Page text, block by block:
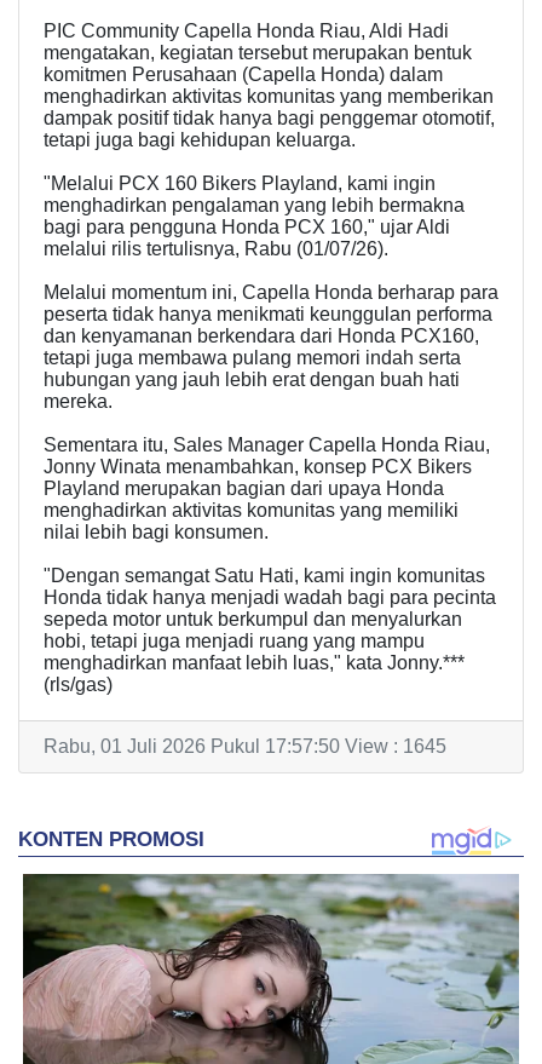
PIC Community Capella Honda Riau, Aldi Hadi
mengatakan, kegiatan tersebut merupakan bentuk
komitmen Perusahaan (Capella Honda) dalam
menghadirkan aktivitas komunitas yang memberikan
dampak positif tidak hanya bagi penggemar otomotif,
tetapi juga bagi kehidupan keluarga.
"Melalui PCX 160 Bikers Playland, kami ingin
menghadirkan pengalaman yang lebih bermakna
bagi para pengguna Honda PCX 160," ujar Aldi
melalui rilis tertulisnya, Rabu (01/07/26).
Melalui momentum ini, Capella Honda berharap para
peserta tidak hanya menikmati keunggulan performa
dan kenyamanan berkendara dari Honda PCX160,
tetapi juga membawa pulang memori indah serta
hubungan yang jauh lebih erat dengan buah hati
mereka.
Sementara itu, Sales Manager Capella Honda Riau,
Jonny Winata menambahkan, konsep PCX Bikers
Playland merupakan bagian dari upaya Honda
menghadirkan aktivitas komunitas yang memiliki
nilai lebih bagi konsumen.
"Dengan semangat Satu Hati, kami ingin komunitas
Honda tidak hanya menjadi wadah bagi para pecinta
sepeda motor untuk berkumpul dan menyalurkan
hobi, tetapi juga menjadi ruang yang mampu
menghadirkan manfaat lebih luas," kata Jonny.***
(rls/gas)
Rabu, 01 Juli 2026 Pukul 17:57:50 View : 1645